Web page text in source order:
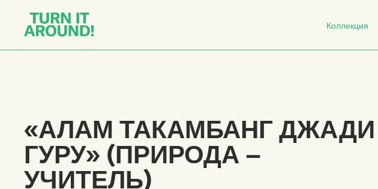
Коллекция
«АЛАМ ТАКАМБАНГ ДЖАДИ
ГУРУ» (ПРИРОДА –
УЧИТЕЛЬ)